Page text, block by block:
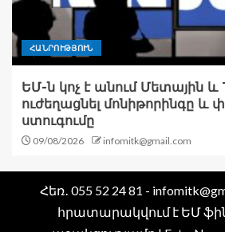
ՀԱՆՐՈՒԹՅՈՒՆ
ԵՄ-ն կոչ է անում Մետային և
ուժեղացնել մոնիթորինգը և
ստուգումը
09/08/2026 infomitk@gmail.com
Հեռ․ 055 52 24 81 -
հրատարակվում է ԵՄ